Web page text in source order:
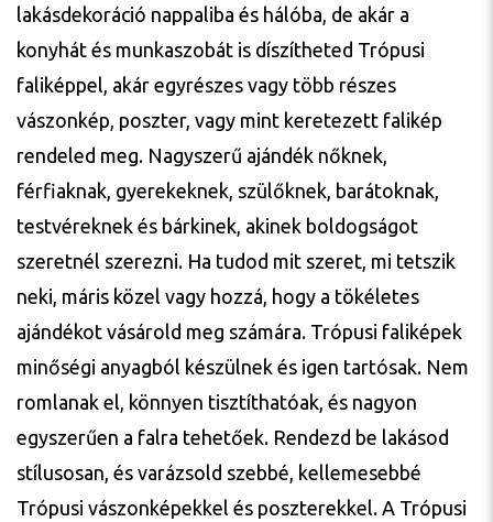
lakásdekoráció nappaliba és hálóba, de akár a
konyhát és munkaszobát is díszítheted Trópusi
faliképpel, akár egyrészes vagy több részes
vászonkép, poszter, vagy mint keretezett falikép
rendeled meg. Nagyszerű ajándék nőknek,
férfiaknak, gyerekeknek, szülőknek, barátoknak,
testvéreknek és bárkinek, akinek boldogságot
szeretnél szerezni. Ha tudod mit szeret, mi tetszik
neki, máris közel vagy hozzá, hogy a tökéletes
ajándékot vásárold meg számára. Trópusi faliképek
minőségi anyagból készülnek és igen tartósak. Nem
romlanak el, könnyen tisztíthatóak, és nagyon
egyszerűen a falra tehetőek. Rendezd be lakásod
stílusosan, és varázsold szebbé, kellemesebbé
Trópusi vászonképekkel és poszterekkel. A Trópusi